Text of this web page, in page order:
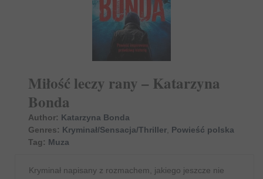
Miłość leczy rany – Katarzyna
Bonda
Author: Katarzyna Bonda
Genres: Kryminał/Sensacja/Thriller Powieść polska
Tag: Muza
Kryminał napisany z rozmachem, jakiego jeszcze nie